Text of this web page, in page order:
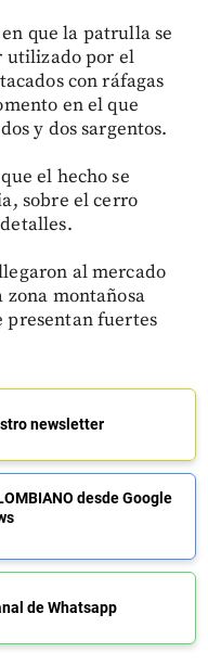
que la patrulla se
utilizado por el
con ráfagas
en el que
y dos sargentos.
el hecho se
sobre el cerro
al mercado
zona montañosa
presentan fuertes
newsletter
desde Google
de Whatsapp